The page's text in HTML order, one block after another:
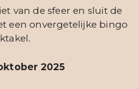
van de sfeer en sluit de
een onvergetelijke bingo
2025